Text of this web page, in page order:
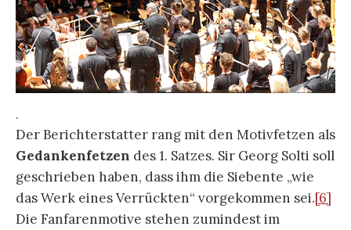
.
Der Berichterstatter rang mit den Motivfetzen als
Gedankenfetzen des 1. Satzes. Sir Georg Solti soll
geschrieben haben, dass ihm die Siebente „wie
das Werk eines Verrückten“ vorgekommen sei.[6]
Die Fanfarenmotive stehen zumindest im